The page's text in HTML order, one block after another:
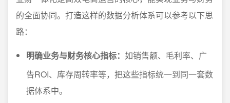
的全面协同。打造这样的数据分析体系可以参考以下思
路：
明确业务与财务核心指标： 如销售额、毛利率、广
告ROI、库存周转率等，把这些指标统一到同一套数
据体系中。